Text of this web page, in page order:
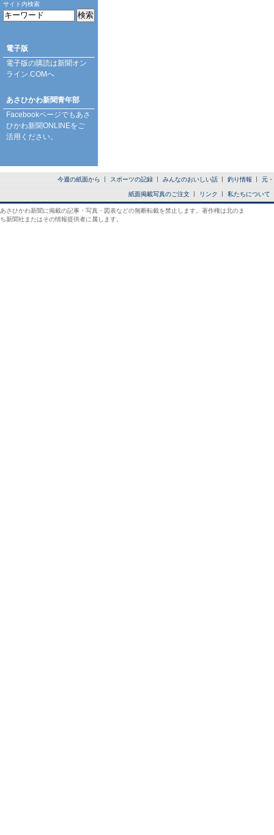
サイト内検索
電子版
電子版の購読は新聞オン
ライン.COMへ
あさひかわ新聞青年部
Facebookページでもあさ
ひかわ新聞ONLINEをご
活用ください。
今週の紙面から スポーツの記録 みんなのおいしい話 釣り情報 元
紙面掲載写真のご注文 リンク 私たちについて
あさひかわ新聞に掲載の記事・写真・図表などの無断転載を禁止します。著作権は北のま
ち新聞社またはその情報提供者に属します。